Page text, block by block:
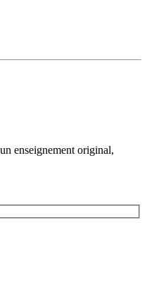
enseignement original,